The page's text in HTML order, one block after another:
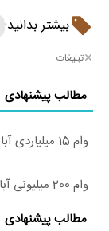
بیشتر بدانید:
تبلیغات
مطالب پیشنهادی
وام 15 میلیاردی آبان تتر | فوری، فقط با احراز هویت
وام 200 میلیونی آبان تتر. همین الان احراز هویت کن!
مطالب پیشنهادی